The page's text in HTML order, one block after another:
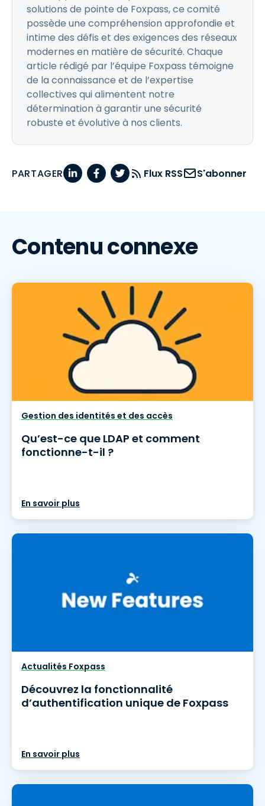
solutions de pointe de Foxpass, ce comité
possède une compréhension approfondie et
intime des défis et des exigences des réseaux
modernes en matière de sécurité. Chaque
article rédigé par l’équipe Foxpass témoigne
de la connaissance et de l’expertise
collectives qui alimentent notre
détermination à garantir une sécurité
robuste et évolutive à nos clients.
PARTAGER Flux RSS S'abonner
Contenu connexe
Gestion des identités et des accès
Qu’est-ce que LDAP et comment
fonctionne-t-il ?
En savoir plus
Actualités Foxpass
Découvrez la fonctionnalité
d’authentification unique de Foxpass
En savoir plus